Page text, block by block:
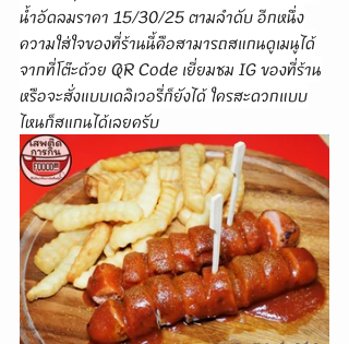
น้ำอัดลมราคา 15/30/25 ตามลำดับ อีกหนึ่ง
ความใส่ใจของที่ร้านนี้คือสามารถสแกนดูเมนูได้
จากที่โต๊ะด้วย QR Code เยี่ยมชม IG ของที่ร้าน
หรือจะสั่งแบบเดลิเวอรี่ก็ยังได้ ใครสะดวกแบบ
ไหนก็สแกนได้เลยครับ